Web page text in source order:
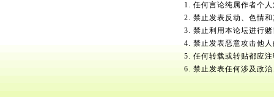
1. 任何言论纯属作者个
2. 禁止发表反动、色情
3. 禁止利用本论坛进行
4. 禁止发表恶意攻击他
5. 任何转载或转贴都应
6. 禁止发表任何涉及政